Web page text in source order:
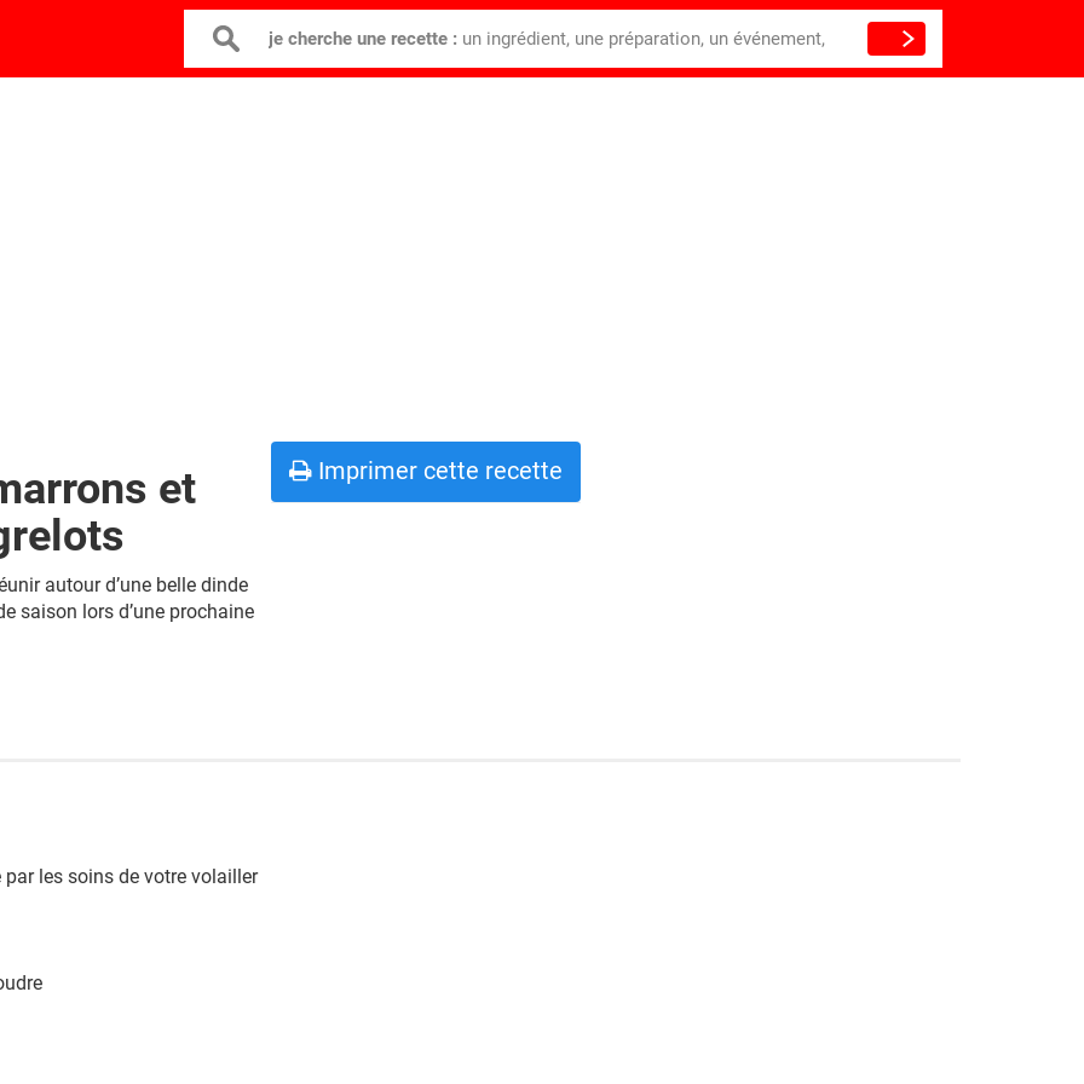
je cherche une recette : un ingrédient, une préparation, un événement,
et
autour d’une belle dinde
saison lors d’une prochaine
Imprimer cette recette
par les soins de votre volailler